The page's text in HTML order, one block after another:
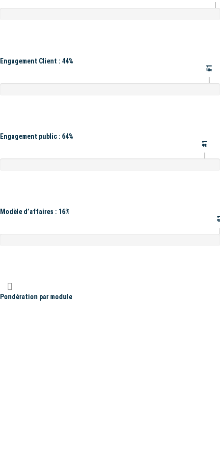
Engagement Client : 44%
#1
Engagement public : 64%
#1
Modèle d’affaires : 16%
Pondération par module